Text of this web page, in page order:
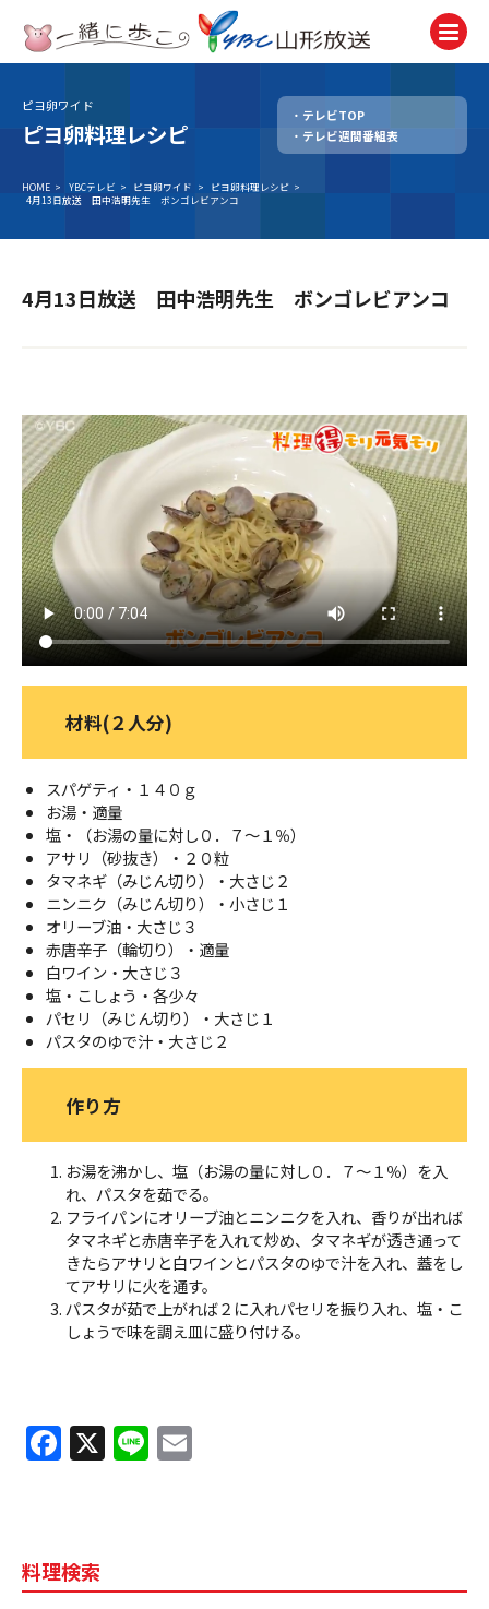
テレビ
TV
ラジオ
Radio
試写会・プレゼント
ＹＢＣオンデマンド
やまがた情熱市場
ピヨ卵ワイド
ピヨ卵料理レシピ
テレビTOP
テレビ週間番組表
HOME > YBCテレビ > ピヨ卵ワイド > ピヨ卵料理レシピ >
4月13日放送 田中浩明先生 ボンゴレビアンコ
4月13日放送 田中浩明先生 ボンゴレビアンコ
材料(２人分)
スパゲティ・１４０ｇ
お湯・適量
塩・（お湯の量に対し０．７～１％）
アサリ（砂抜き）・２０粒
タマネギ（みじん切り）・大さじ２
ニンニク（みじん切り）・小さじ１
オリーブ油・大さじ３
赤唐辛子（輪切り）・適量
白ワイン・大さじ３
塩・こしょう・各少々
パセリ（みじん切り）・大さじ１
パスタのゆで汁・大さじ２
作り方
お湯を沸かし、塩（お湯の量に対し０．７～１％）を入
れ、パスタを茹でる。
フライパンにオリーブ油とニンニクを入れ、香りが出れば
タマネギと赤唐辛子を入れて炒め、タマネギが透き通って
きたらアサリと白ワインとパスタのゆで汁を入れ、蓋をし
てアサリに火を通す。
パスタが茹で上がれば２に入れパセリを振り入れ、塩・こ
しょうで味を調え皿に盛り付ける。
F
a
b
X Li
n
料理検索